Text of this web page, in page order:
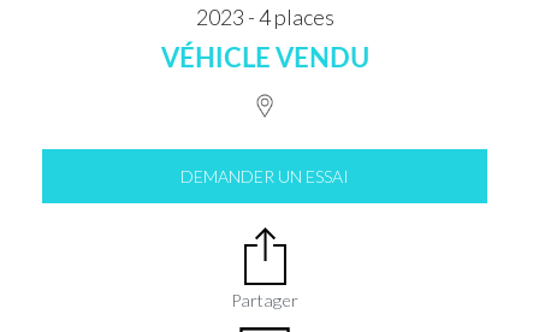
2023 - 4 places
VÉHICLE VENDU
DEMANDER UN ESSAI
Partager